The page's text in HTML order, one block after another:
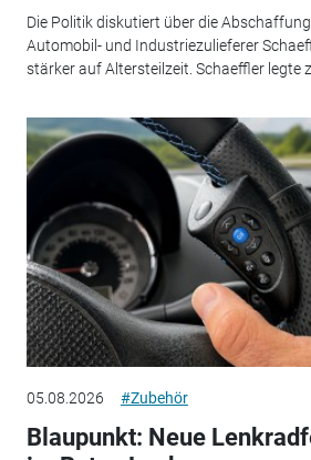
Die Politik diskutiert über die
Automobil- und Industriezulieferer
stärker auf Altersteilzeit. Schaeffler legte
05.08.2026 #Zubehör
Blaupunkt: Neue